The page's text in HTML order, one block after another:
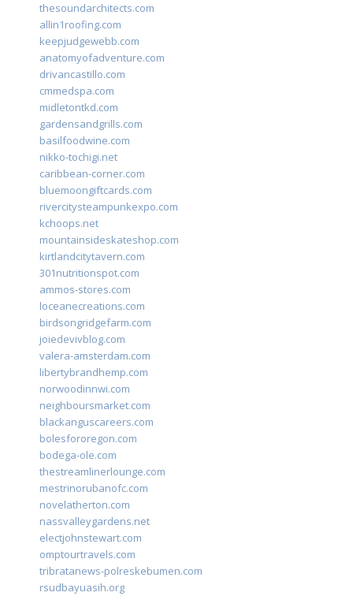
thesoundarchitects.com
allin1roofing.com
keepjudgewebb.com
anatomyofadventure.com
drivancastillo.com
cmmedspa.com
midletontkd.com
gardensandgrills.com
basilfoodwine.com
nikko-tochigi.net
caribbean-corner.com
bluemoongiftcards.com
rivercitysteampunkexpo.com
kchoops.net
mountainsideskateshop.com
kirtlandcitytavern.com
301nutritionspot.com
ammos-stores.com
loceanecreations.com
birdsongridgefarm.com
joiedevivblog.com
valera-amsterdam.com
libertybrandhemp.com
norwoodinnwi.com
neighboursmarket.com
blackanguscareers.com
bolesfororegon.com
bodega-ole.com
thestreamlinerlounge.com
mestrinorubanofc.com
novelatherton.com
nassvalleygardens.net
electjohnstewart.com
omptourtravels.com
tribratanews-polreskebumen.com
rsudbayuasih.org